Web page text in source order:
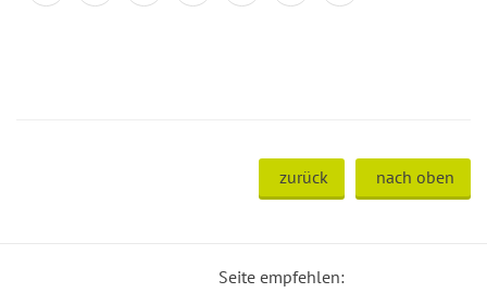
zurück nach oben
Seite empfehlen: